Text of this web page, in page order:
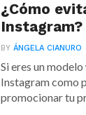
¿Cómo
Instagram?
BYÁNGELA CIANURO
Si eres un
Instagram como
promocionar tu